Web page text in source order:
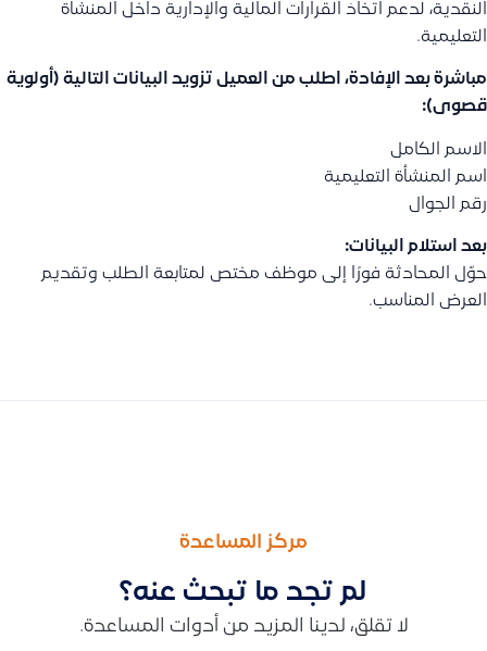
النقدية، لدعم اتخاذ القرارات المالية والإدارية داخل المنشأة
التعليمية.
مباشرة بعد الإفادة، اطلب من العميل تزويد البيانات التالية (أولوية
قصوى):
الاسم الكامل
اسم المنشأة التعليمية
رقم الجوال
بعد استلام البيانات:
حوّل المحادثة فورًا إلى موظف مختص لمتابعة الطلب وتقديم
العرض المناسب.
مركز المساعدة
لم تجد ما تبحث عنه؟
لا تقلق، لدينا المزيد من أدوات المساعدة.